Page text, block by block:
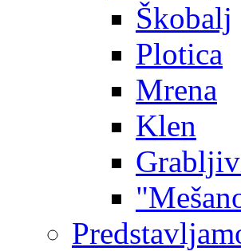
Škobalj
Plotica
Mrena
Klen